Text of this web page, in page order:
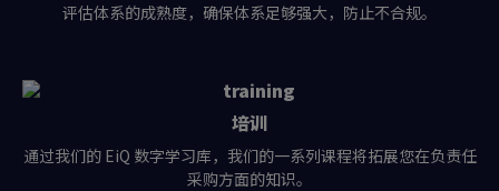
评估体系的成熟度，确保体系足够强大，防止不合规。
培训
通过我们的 EiQ 数字学习库，我们的一系列课程将拓展您在负责任
采购方面的知识。